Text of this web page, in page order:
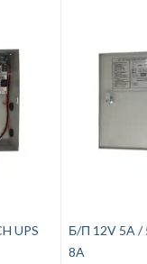
Б/П 12V 5A /
8A